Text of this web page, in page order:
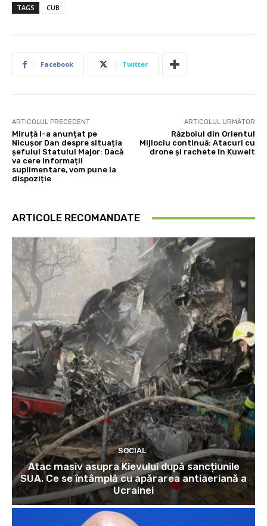
TAGS CUB
Facebook Twitter
ARTICOLUL PRECEDENT
Miruță l-a anunțat pe
Nicușor Dan despre situația
șefului Statului Major: Dacă
va cere informații
suplimentare, vom pune la
dispoziție
ARTICOLUL URMĂTOR
Războiul din Orientul
Mijlociu continuă: Atacuri cu
drone și rachete în Kuweit
ARTICOLE RECOMANDATE
SOCIAL
Atac masiv asupra Kievului după sancțiunile
SUA. Ce se întâmplă cu apărarea antiaeriană a
Ucrainei